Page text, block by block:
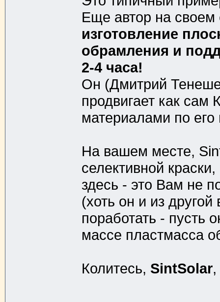
Еще автор на своем
изготовление
обрамления и
2-4 часа!
Он (Дмитрий
продвигает как
материалами по его
На вашем месте,
селективной
здесь - это Вам не
(хоть он и из
поработать - пусть
массе пластмасса
Колитесь, SintSolar